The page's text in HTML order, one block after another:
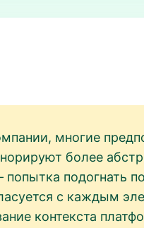
многие
более
подогнать
с каждым
контекста